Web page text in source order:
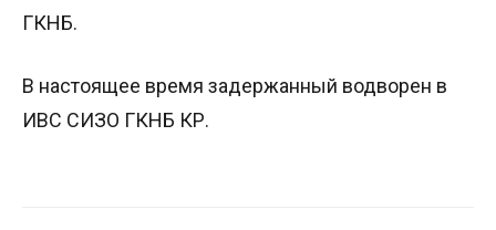
ГКНБ.
В настоящее время задержанный водворен в
ИВС СИЗО ГКНБ КР.